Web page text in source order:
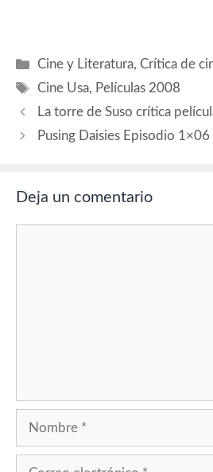
Eddie Marsan (Victor), Julie
Christie (Inge), Daniel Mays
(Liam), Danny Cunningham
(Scott). Producción:
Categorías
Cine y Literatura,Crítica de
Etiquetas
Cine Usa, Películas 2008
La torre de Suso crítica
Pusing Daisies Episodio
Deja un comentario
Nombre
Correo